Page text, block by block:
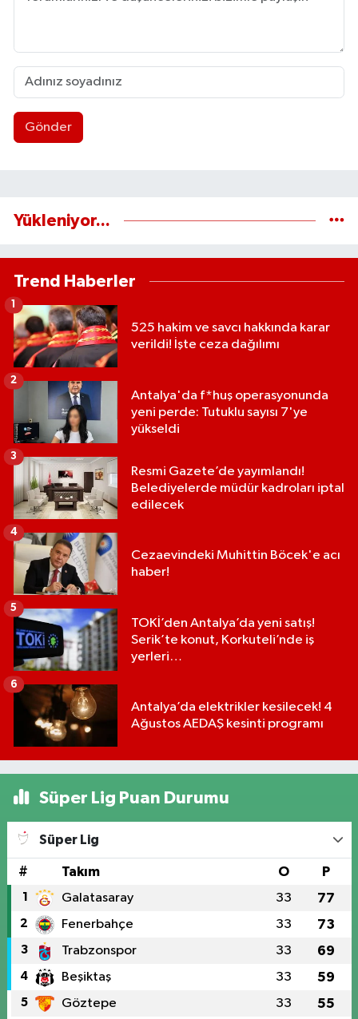
Gönder
Yükleniyor...
Trend Haberler
525 hakim ve savcı hakkında karar
verildi! İşte ceza dağılımı
Antalya'da f*huş operasyonunda
yeni perde: Tutuklu sayısı 7'ye
yükseldi
2
Resmi Gazete’de yayımlandı!
Belediyelerde müdür kadroları iptal
edilecek
3
Cezaevindeki Muhittin Böcek'e acı
haber!
4
TOKİ’den Antalya’da yeni satış!
Serik’te konut, Korkuteli’nde iş
yerleri…
5
Antalya’da elektrikler kesilecek! 4
Ağustos AEDAŞ kesinti programı
6
Süper Lig Puan Durumu
Süper Lig
# Takım O P
1 Galatasaray 33 77
2 Fenerbahçe 33 73
3 Trabzonspor 33 69
4 Beşiktaş 33 59
5 Göztepe 33 55